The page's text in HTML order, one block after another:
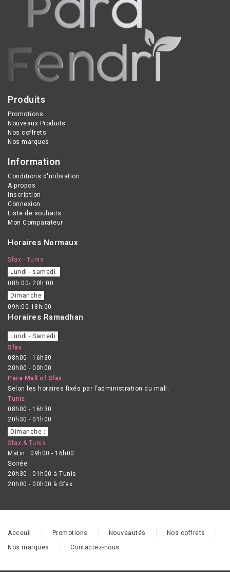
masse capillaire.
Produits
Promotions
Nouveaux Produits
Nos coffrets
Nos marques
Information
Conditions d'utilisation
A propos
Inscription
Connexion
Liste de souhaits
Mon Comparateur
Horaires Normaux
Sfax - Tunis
Lundi - samedi
08h:00- 20h:00
Dimanche
09h:00-18h:00
Horaires Ramadhan
Lundi - Samedi
Sfax
08h00 - 16h30
20h00 - 00h00
Para Mall of Sfax
Selon les horaires fixés par l’administration du mall.
Tunis
08h00 - 16h30
20h30 - 01h00
Dimanche :
Sfax & Tunis
Matin : 09h00 - 16h00
Soirée :
20h30 - 01h00 à Tunis
20h00 - 00h00 à Sfax
Acceuil Promotions Nouveautés
Nos coffrets
Nos marques
Contactez-nous